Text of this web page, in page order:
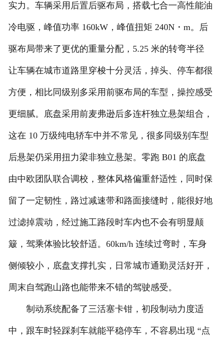
实力。车辆采用后置后驱布局，搭载七合一高性能油
冷电驱，峰值功率 160kW，峰值扭矩 240N・m。后
驱布局带来了更优的重量分配，5.25 米的转弯半径
让车辆在城市道路里穿梭十分灵活，掉头、停车都很
方便，相比同级别多采用前驱布局的车型，操控感受
更细腻。底盘采用前麦弗逊后多连杆独立悬架组合，
这在 10 万级纯电轿车中并不常见，很多同级别车型
后悬架仍采用扭力梁非独立悬架。零跑 B01 的底盘
由中欧团队联合调校，整体风格偏重舒适性，同时保
留了一定韧性，路过减速带和路面接缝时，能很好地
过滤掉震动，经过施工路段时车内也不会有明显颠
簸，驾乘体验比较舒适。60km/h 连续过弯时，车身
侧倾较小，底盘支撑扎实，日常城市通勤灵活好开，
周末自驾跑山路也能带来不错的驾驶感受。
制动系统配备了三活塞卡钳，初段制动力度适
中，跟车时轻踩刹车就能平稳停车，不容易出现 “点